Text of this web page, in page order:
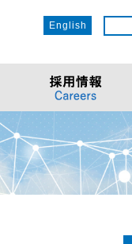
English
ワーク
ューション
リューション
ビス
ーション